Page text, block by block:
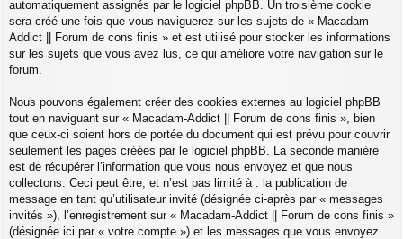
automatiquement assignés par le logiciel phpBB. Un troisième cookie
sera créé une fois que vous naviguerez sur les sujets de « Macadam-
Addict || Forum de cons finis » et est utilisé pour stocker les informations
sur les sujets que vous avez lus, ce qui améliore votre navigation sur le
forum.
Nous pouvons également créer des cookies externes au logiciel phpBB
tout en naviguant sur « Macadam-Addict || Forum de cons finis », bien
que ceux-ci soient hors de portée du document qui est prévu pour couvrir
seulement les pages créées par le logiciel phpBB. La seconde manière
est de récupérer l’information que vous nous envoyez et que nous
collectons. Ceci peut être, et n’est pas limité à : la publication de
message en tant qu’utilisateur invité (désignée ci-après par « messages
invités »), l’enregistrement sur « Macadam-Addict || Forum de cons finis »
(désignée ici par « votre compte ») et les messages que vous envoyez